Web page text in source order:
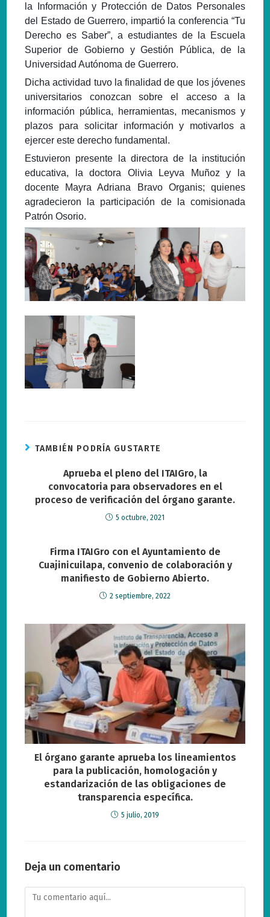
la Información y Protección de Datos Personales
del Estado de Guerrero, impartió la conferencia “Tu
Derecho es Saber”, a estudiantes de la Escuela
Superior de Gobierno y Gestión Pública, de la
Universidad Autónoma de Guerrero.
Dicha actividad tuvo la finalidadde que los jóvenes
universitarios conozcan sobre el acceso a la
información pública, herramientas, mecanismos y
plazos para solicitar información y motivarlos a
ejercer este derecho fundamental.
Estuvieron presente la directora de la institución
educativa, la doctora Olivia Leyva Muñoz y la
docente Mayra Adriana Bravo Organis; quienes
agradecieron la participación de la comisionada
Patrón Osorio.
TAMBIÉN PODRÍA GUSTARTE
Aprueba el pleno del ITAIGro, la
convocatoria para observadores en el
proceso de verificación del órgano garante.
5 octubre, 2021
Firma ITAIGro con el Ayuntamiento de
Cuajinicuilapa, convenio de colaboración y
manifiesto de Gobierno Abierto.
2 septiembre, 2022
El órgano garante aprueba los lineamientos
para la publicación, homologación y
estandarización de las obligaciones de
transparencia específica.
5 julio, 2019
Deja un comentario
Comentario